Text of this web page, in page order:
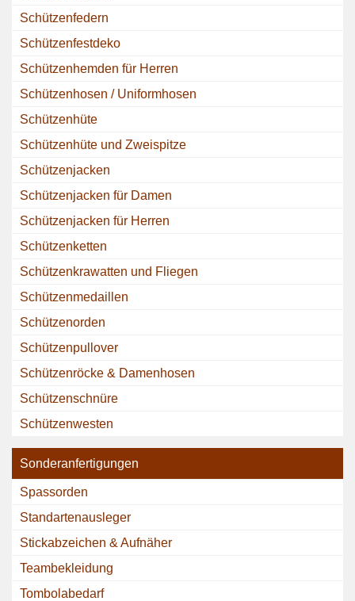
Schützenfedern
Schützenfestdeko
Schützenhemden für Herren
Schützenhosen / Uniformhosen
Schützenhüte
Schützenhüte und Zweispitze
Schützenjacken
Schützenjacken für Damen
Schützenjacken für Herren
Schützenketten
Schützenkrawatten und Fliegen
Schützenmedaillen
Schützenorden
Schützenpullover
Schützenröcke & Damenhosen
Schützenschnüre
Schützenwesten
Sonderanfertigungen
Spassorden
Standartenausleger
Stickabzeichen & Aufnäher
Teambekleidung
Tombolabedarf